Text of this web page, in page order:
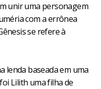
unir uma personagem
com a errônea
se refere à
lenda baseada em uma
Lilith uma filha de